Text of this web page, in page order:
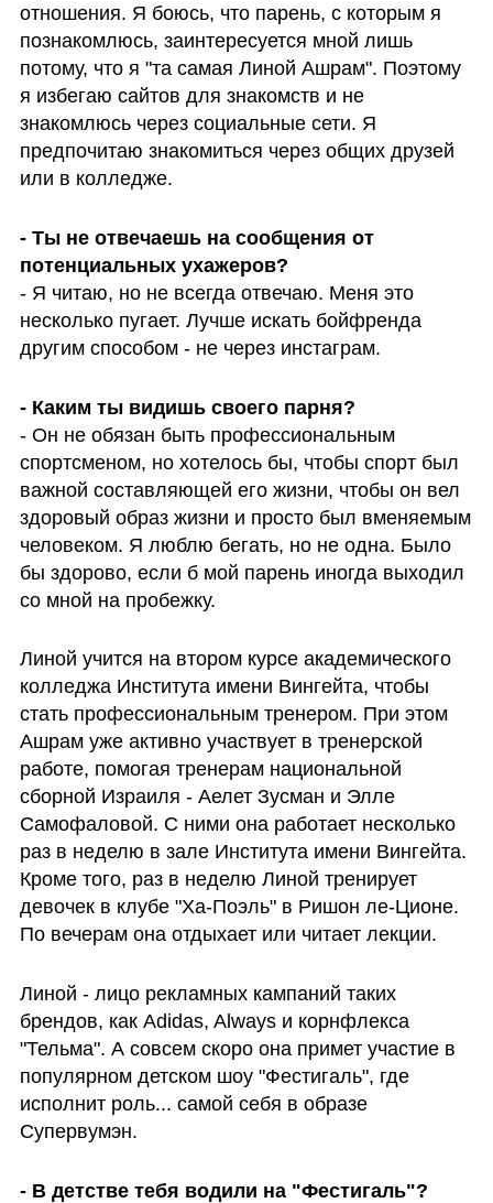
отношения. Я боюсь, что парень, с которым я
познакомлюсь, заинтересуется мной лишь
потому, что я "та самая Линой Ашрам". Поэтому
я избегаю сайтов для знакомств и не
знакомлюсь через социальные сети. Я
предпочитаю знакомиться через общих друзей
или в колледже.
- Ты не отвечаешь на сообщения от
потенциальных ухажеров?
- Я читаю, но не всегда отвечаю. Меня это
несколько пугает. Лучше искать бойфренда
другим способом - не через инстаграм.
- Каким ты видишь своего парня?
- Он не обязан быть профессиональным
спортсменом, но хотелось бы, чтобы спорт был
важной составляющей его жизни, чтобы он вел
здоровый образ жизни и просто был вменяемым
человеком. Я люблю бегать, но не одна. Было
бы здорово, если б мой парень иногда выходил
со мной на пробежку.
Линой учится на втором курсе академического
колледжа Института имени Вингейта, чтобы
стать профессиональным тренером. При этом
Ашрам уже активно участвует в тренерской
работе, помогая тренерам национальной
сборной Израиля - Аелет Зусман и Элле
Самофаловой. С ними она работает несколько
раз в неделю в зале Института имени Вингейта.
Кроме того, раз в неделю Линой тренирует
девочек в клубе "Ха-Поэль" в Ришон ле-Ционе.
По вечерам она отдыхает или читает лекции.
Линой - лицо рекламных кампаний таких
брендов, как Adidas, Always и корнфлекса
"Тельма". А совсем скоро она примет участие в
популярном детском шоу "Фестигаль", где
исполнит роль... самой себя в образе
Супервумэн.
- В детстве тебя водили на "Фестигаль"?